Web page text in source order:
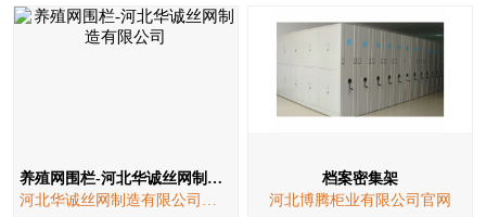
养殖网围栏-河北华诚丝网制造有限公司
河北华诚丝网制造有限公司河北华诚丝网制造有限公司营销部
档案密集架
河北博腾柜业有限公司官网